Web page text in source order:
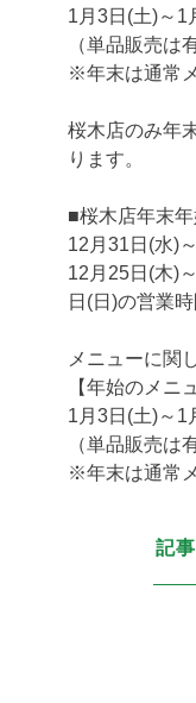
1月3日(土)～1
（単品販売は
※年末は通常
桜木店のみ年
ります。
■桜木店年末
12月31日(水)
12月25日(木)
日(日)の営業
メニューに関
【年始のメニ
1月3日(土)～1
（単品販売は
※年末は通常
記